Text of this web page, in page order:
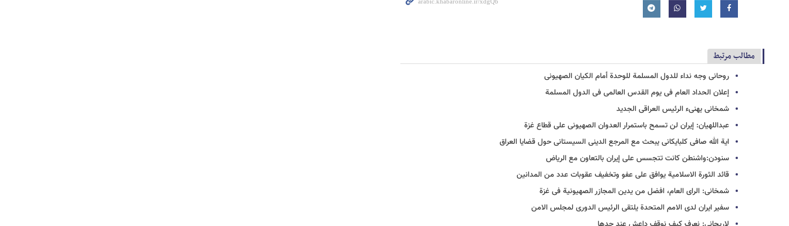
مطالب مرتبط
روحانی وجه نداء للدول المسلمة للوحدة أمام الکیان الصهیونی
إعلان الحداد العام فی یوم القدس العالمی فی الدول المسلمة
شمخانی یهنیء الرئیس العراقی الجدید
عبداللهیان: إیران لن تسمح باستمرار العدوان الصهیونی علی قطاع غزة
ایة الله صافی کلبایکانی یبحث مع المرجع الدینی السیستانی حول قضایا العراق
سنودن:واشنطن کانت تتجسس علی إیران بالتعاون مع الریاض
قائد الثورة الاسلامیة یوافق علی عفو وتخفیف عقوبات عدد من المدانین
شمخانی: الرای العام، افضل من یدین المجازر الصهیونیة فی غزة
سفیر ایران لدی الامم المتحدة یلتقی الرئیس الدوری لمجلس الامن